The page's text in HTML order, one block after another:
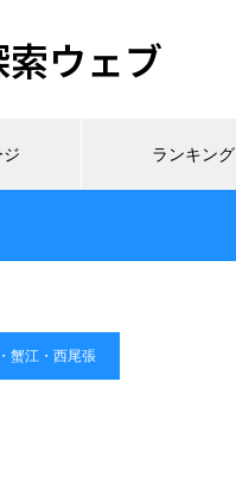
ウェブ
ジ ランキング
蟹江・西尾張